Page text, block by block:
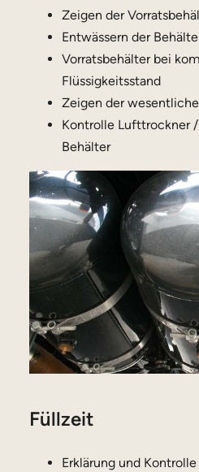
Zeigen der
Entwässern der
Vorratsbehälter bei
Flüssigkeitsstand
Zeigen der
Kontrolle Lufttrockner
Behälter
Füllzeit
Erklärung und